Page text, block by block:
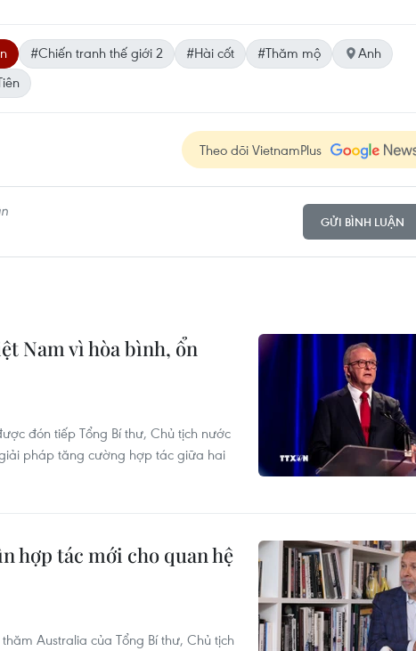
#Chiến tranh thế giới 2 #Hài cốt #Thăm mộ
Anh
Theo dõi VietnamPlus
GỬI BÌNH LUẬN
Nam vì hòa bình, ổn
đón tiếp Tổng Bí thư, Chủ tịch nước
pháp tăng cường hợp tác giữa hai
hợp tác mới cho quan hệ
Australia của Tổng Bí thư, Chủ tịch